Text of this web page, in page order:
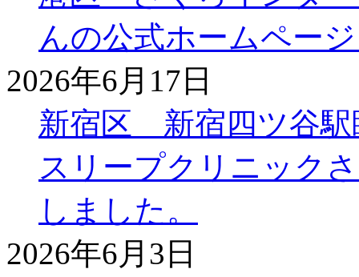
んの公式ホームペー
2026年6月17日
新宿区 新宿四ツ谷駅
スリープクリニック
しました。
2026年6月3日